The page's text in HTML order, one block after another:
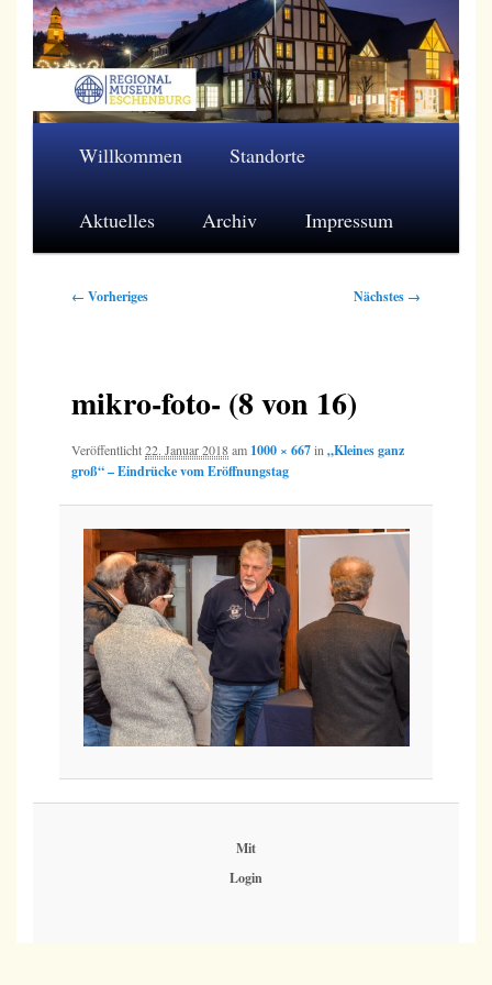
Zum
primären
Inhalt
Regionalmuseum Eschenburg e.V.
Willkommen Standorte
Aktuelles Archiv Impressum
Bilder-
← Vorheriges Nächstes →
mikro-foto- (8 von 16)
Veröffentlicht22. Januar 2018am 1000 × 667in „Kleines ganz
groß“ – Eindrücke vom Eröffnungstag
Mit
Login